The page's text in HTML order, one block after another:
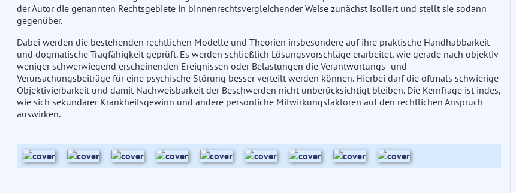
der Autor die genannten Rechtsgebiete in binnenrechtsvergleichender Weise zunächst isoliert und stellt sie sodann
gegenüber.
Dabei werden die bestehenden rechtlichen Modelle und Theorien insbesondere auf ihre praktische Handhabbarkeit
und dogmatische Tragfähigkeit geprüft. Es werden schließlich Lösungsvorschläge erarbeitet, wie gerade nach objektiv
weniger schwerwiegend erscheinenden Ereignissen oder Belastungen die Verantwortungs- und
Verursachungsbeiträge für eine psychische Störung besser verteilt werden können. Hierbei darf die oftmals schwierige
Objektivierbarkeit und damit Nachweisbarkeit der Beschwerden nicht unberücksichtigt bleiben. Die Kernfrage ist indes,
wie sich sekundärer Krankheitsgewinn und andere persönliche Mitwirkungsfaktoren auf den rechtlichen Anspruch
auswirken.